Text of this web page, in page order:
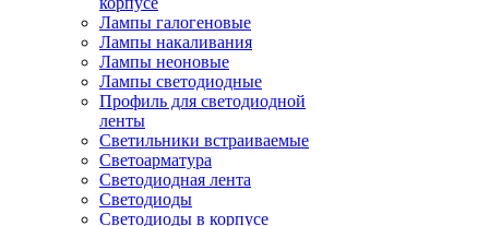
Лампы галогеновые
Лампы накаливания
Лампы неоновые
Лампы светодиодные
Профиль для светодиодной
ленты
Светильники встраиваемые
Светоарматура
Светодиодная лента
Светодиоды
Светодиоды в корпусе